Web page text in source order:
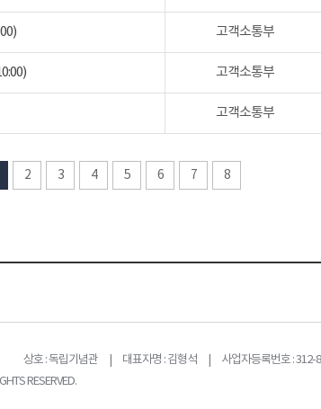
고객소통부
고객소통부
고객소통부
2 3 4 5 6 7 8
상호 : 독립기념관 | 대표자명 : 김형석 | 사업자등록번호 : 312-
RESERVED.